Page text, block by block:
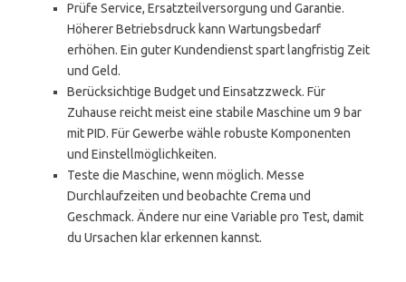
Prüfe Service, Ersatzteilversorgung und Garantie.
Höherer Betriebsdruck kann Wartungsbedarf
erhöhen. Ein guter Kundendienst spart langfristig Zeit
und Geld.
Berücksichtige Budget und Einsatzzweck. Für
Zuhause reicht meist eine stabile Maschine um 9 bar
mit PID. Für Gewerbe wähle robuste Komponenten
und Einstellmöglichkeiten.
Teste die Maschine, wenn möglich. Messe
Durchlaufzeiten und beobachte Crema und
Geschmack. Ändere nur eine Variable pro Test, damit
du Ursachen klar erkennen kannst.